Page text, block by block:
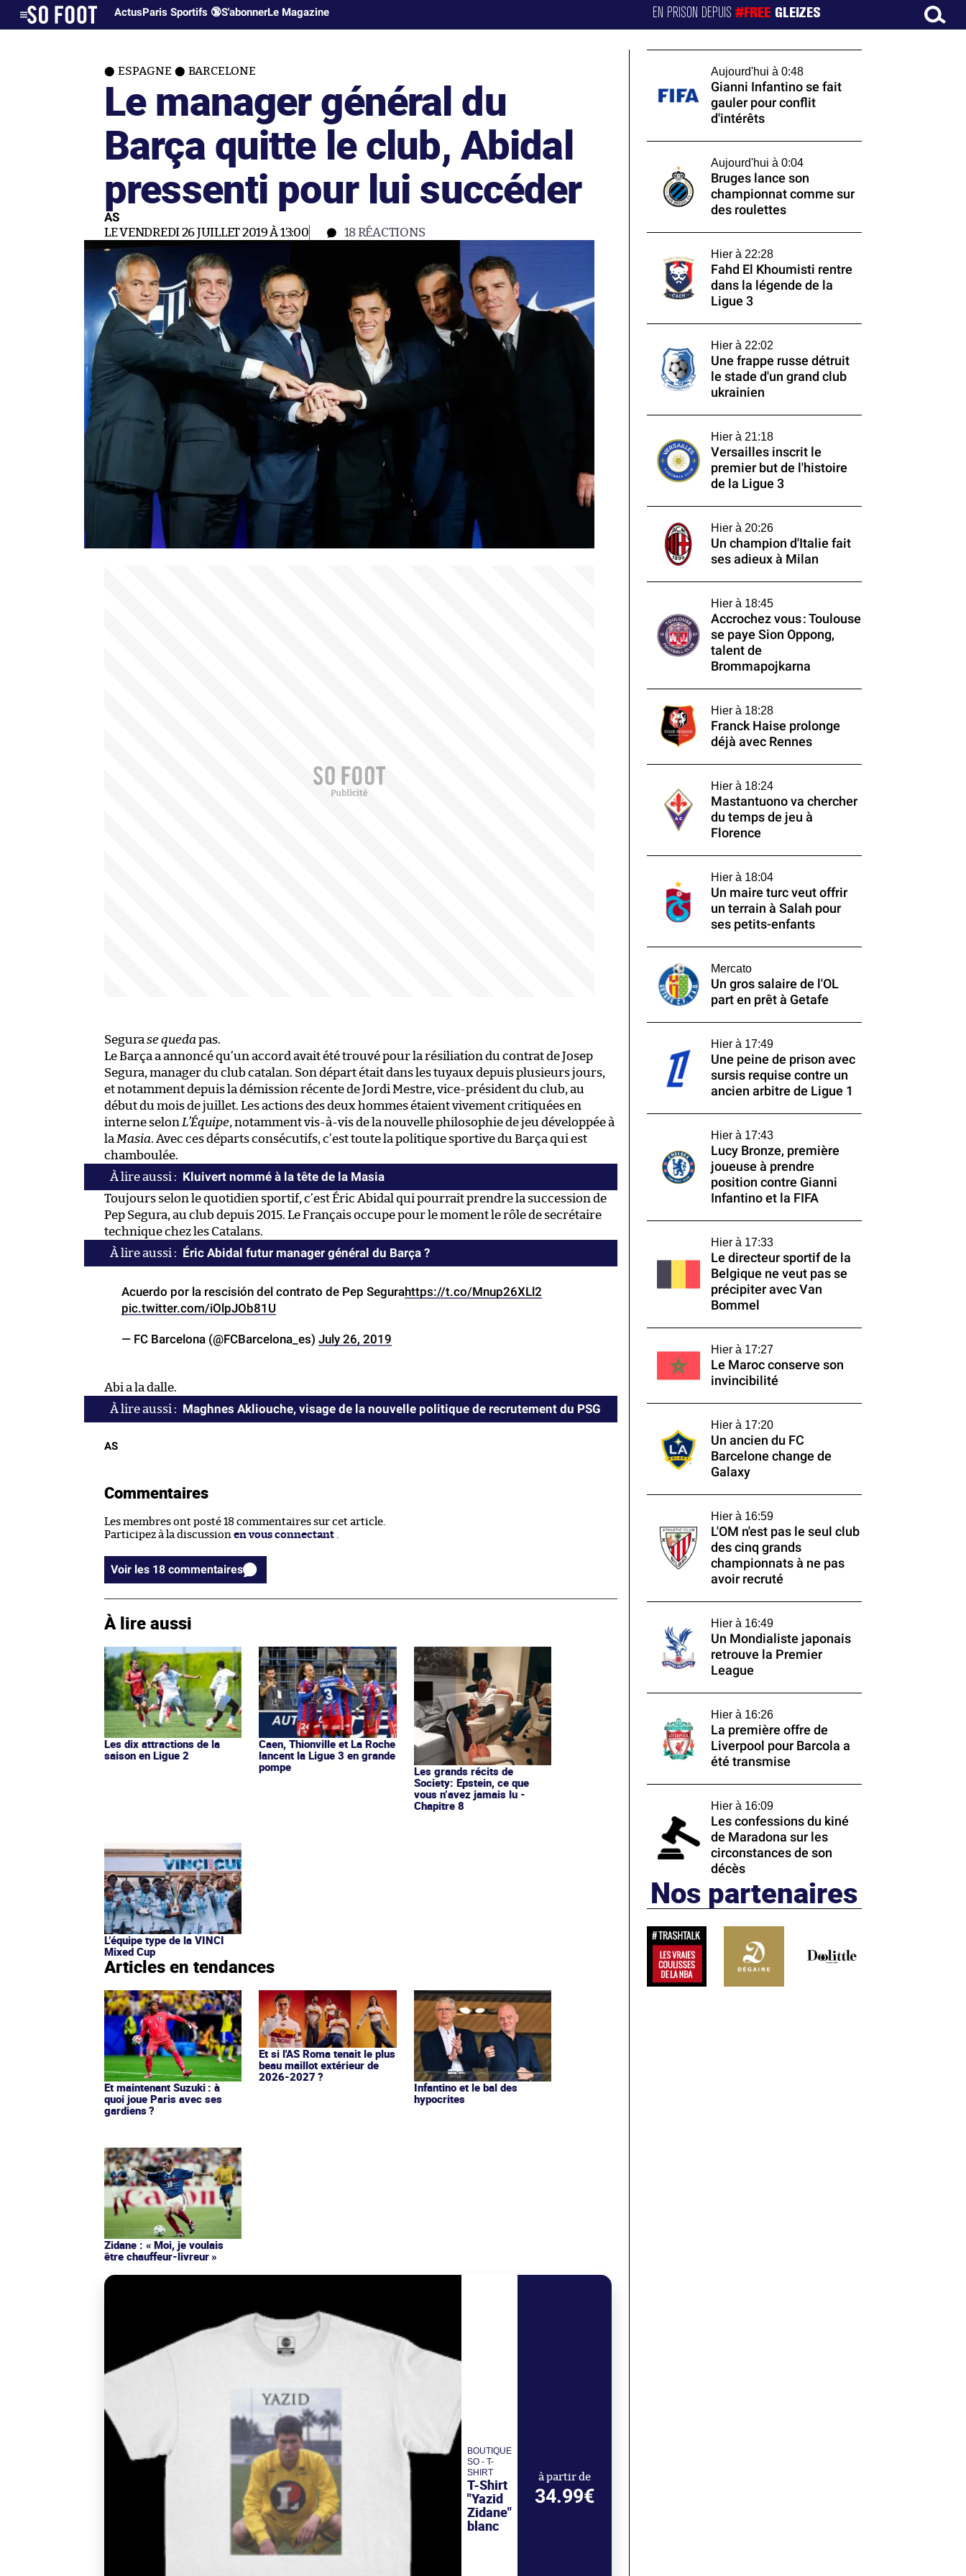
ActusParis Sportifs 🔞S'abonnerLe Magazine EN PRISON DEPUIS#FREE GLEIZES
ESPAGNE BARCELONE
Le manager général du
Barça quitte le club, Abidal
pressenti pour lui succéder
AS
LE VENDREDI 26 JUILLET 2019 À 13:00 18RÉACTIONS
Segura se queda pas.
Le Barça a annoncé qu’un accord avait été trouvé pour la résiliation du contrat de Josep
Segura, manager du club catalan. Son départ était dans les tuyaux depuis plusieurs jours,
et notamment depuis la démission récente de Jordi Mestre, vice-président du club, au
début du mois de juillet. Les actions des deux hommes étaient vivement critiquées en
interne selon L’Équipe, notamment vis-à-vis de la nouvelle philosophie de jeu développée à
la Masia. Avec ces départs consécutifs, c’est toute la politique sportive du Barça qui est
chamboulée.
Kluivert nommé à la tête de la Masia
Toujours selon le quotidien sportif, c’est Éric Abidal qui pourrait prendre la succession de
Pep Segura, au club depuis 2015. Le Français occupe pour le moment le rôle de secrétaire
technique chez les Catalans.
Éric Abidal futur manager général du Barça ?
Acuerdo por la rescisión del contrato de Pep Segurahttps://t.co/Mnup26XLl2
pic.twitter.com/iOlpJOb81U
— FC Barcelona (@FCBarcelona_es) July 26, 2019
Abi a la dalle.
Maghnes Akliouche, visage de la nouvelle politique de recrutement du PSG
AS
Commentaires
Les membres ont posté 18 commentaires sur cet article.
Participez à la discussion en vous connectant
Voir les 18 commentaires
À lire aussi
Les dix attractions de la
saison en Ligue 2
Caen, Thionville et La Roche
lancent la Ligue 3 en grande
pompe
Les grands récits de
Society: Epstein, ce que
vous n’avez jamais lu -
Chapitre 8
L’équipe type de la VINCI
Mixed Cup
Articles en tendances
Et maintenant Suzuki : à
quoi joue Paris avec ses
gardiens ?
Et si l'AS Roma tenait le plus
beau maillot extérieur de
2026-2027 ?
Infantino et le bal des
hypocrites
Zidane : « Moi, je voulais
être chauffeur-livreur »
BOUTIQUE
SO - T-
SHIRT
T-Shirt
"Yazid
Zidane"
blanc
à partir de
34.99€
Aujourd'hui à 0:48
Gianni Infantino se fait
gauler pour conflit
d'intérêts
Aujourd'hui à 0:04
Bruges lance son
championnat comme sur
des roulettes
Hier à 22:28
Fahd El Khoumisti rentre
dans la légende de la
Ligue 3
Hier à 22:02
Une frappe russe détruit
le stade d'un grand club
ukrainien
Hier à 21:18
Versailles inscrit le
premier but de l'histoire
de la Ligue 3
Hier à 20:26
Un champion d'Italie fait
ses adieux à Milan
Hier à 18:45
Accrochez vous : Toulouse
se paye Sion Oppong,
talent de
Brommapojkarna
Hier à 18:28
Franck Haise prolonge
déjà avec Rennes
Hier à 18:24
Mastantuono va chercher
du temps de jeu à
Florence
Hier à 18:04
Un maire turc veut offrir
un terrain à Salah pour
ses petits-enfants
Mercato
Un gros salaire de l'OL
part en prêt à Getafe
Hier à 17:49
Une peine de prison avec
sursis requise contre un
ancien arbitre de Ligue 1
Hier à 17:43
Lucy Bronze, première
joueuse à prendre
position contre Gianni
Infantino et la FIFA
Hier à 17:33
Le directeur sportif de la
Belgique ne veut pas se
précipiter avec Van
Bommel
Hier à 17:27
Le Maroc conserve son
invincibilité
Hier à 17:20
Un ancien du FC
Barcelone change de
Galaxy
Hier à 16:59
L'OM n'est pas le seul club
des cinq grands
championnats à ne pas
avoir recruté
Hier à 16:49
Un Mondialiste japonais
retrouve la Premier
League
Hier à 16:26
La première offre de
Liverpool pour Barcola a
été transmise
Hier à 16:09
Les confessions du kiné
de Maradona sur les
circonstances de son
décès
Nos partenaires